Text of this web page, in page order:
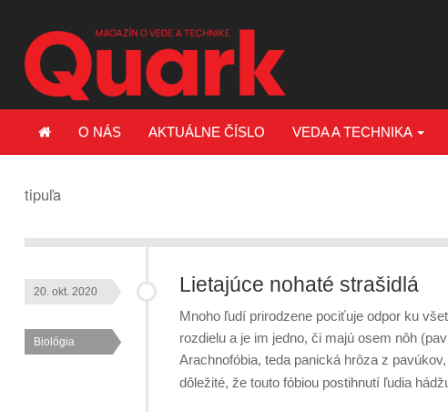
O NÁS AKTUÁLNE ČÍSLO VEDA A TECHNIKA
tipuľa
Lietajúce nohaté strašidlá
20. okt. 2020
Biológia
Mnoho ľudí prirodzene pociťuje odpor ku
rozdielu a je im jedno, či majú osem nôh
Arachnofóbia, teda panická hrôza z
dôležité, že touto fóbiou postihnutí ľudia